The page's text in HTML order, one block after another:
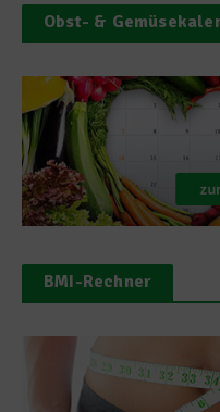
Obst- &
BMI-Rechner